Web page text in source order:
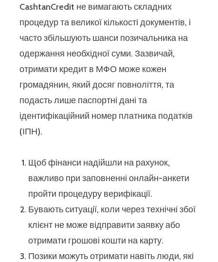
CashtanCredit не вимагають складних
процедур та великої кількості документів, і
часто збільшують шанси позичальника на
одержання необхідної суми. Зазвичай,
отримати кредит в МФО може кожен
громадянин, який досяг повноліття, та
подасть лише паспортні дані та
ідентифікаційний номер платника податків
(ІПН).
Щоб фінанси надійшли на рахунок,
важливо при заповненні онлайн-анкети
пройти процедуру верифікації.
Бувають ситуації, коли через технічні збої
клієнт не може відправити заявку або
отримати грошові кошти на карту.
Позики можуть отримати навіть люди, які